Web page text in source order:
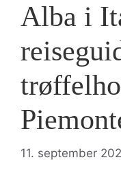
Alba i
11. september